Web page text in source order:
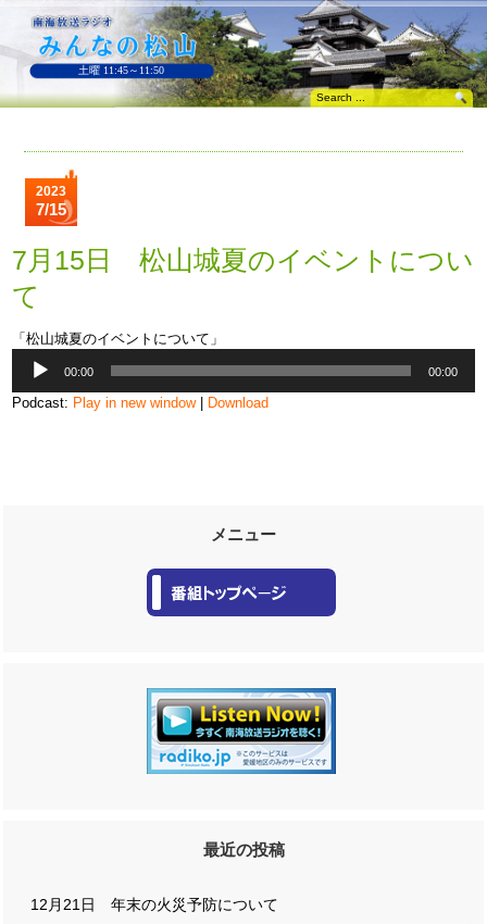
土曜 11:45～11:50
メニュー
最近の投稿
12月21日 年末の火災予防について
2023
7/15
7月15日 松山城夏のイベントについ
て
「松山城夏のイベントについて」
プ
00:00 00:00
Podcast: Play in new window| Download